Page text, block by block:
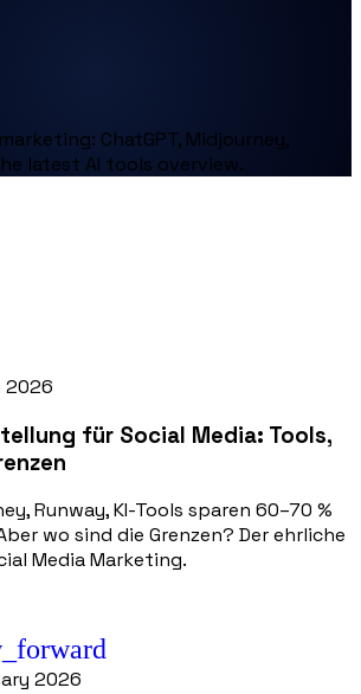
ChatGPT, Midjourney,
latest AI tools overview.
2026
für Social Media: Tools,
Runway, KI-Tools sparen 60–70 %
wo sind die Grenzen? Der ehrliche
Media Marketing.
2026